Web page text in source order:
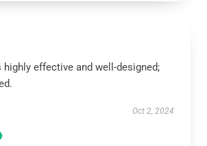
effective and well-designed;
Oct 2, 2024